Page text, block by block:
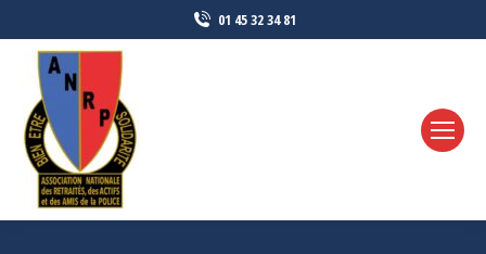
01 45 32 34 81